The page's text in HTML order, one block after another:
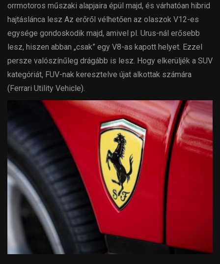
orrmotoros műszaki alapjaira épül majd, és várhatóan hibrid
hajtáslánca lesz Az erőről vélhetően az olaszok V12-es
egysége gondoskodik majd, amivel pl. Urus-nál erősebb
lesz, hiszen abban „csak” egy V8-as kapott helyet. Ezzel
persze valószínűleg drágább is lesz. Hogy elkerüljék a SUV
kategóriát, FUV-nak keresztelve újat alkottak számára
(Ferrari Utility Vehicle).